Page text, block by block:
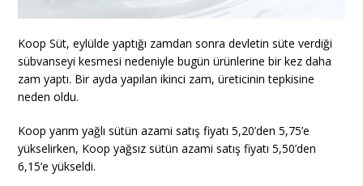
Koop Süt, eylülde yaptığı zamdan sonra devletin süte verdiği
sübvanseyi kesmesi nedeniyle bugün ürünlerine bir kez daha
zam yaptı. Bir ayda yapılan ikinci zam, üreticinin tepkisine
neden oldu.
Koop yarım yağlı sütün azami satış fiyatı 5,20’den 5,75’e
yükselirken, Koop yağsız sütün azami satış fiyatı 5,50’den
6,15’e yükseldi.